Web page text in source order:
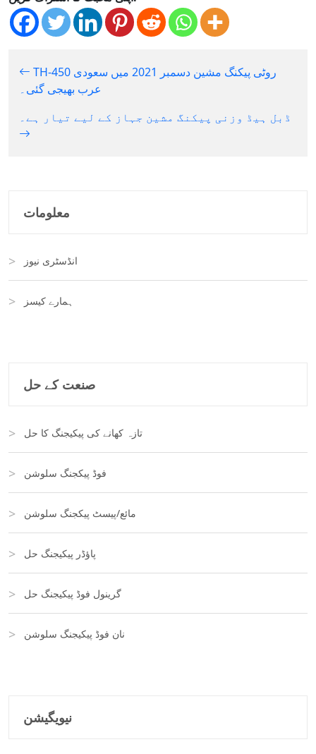
TH-450 روٹی پیکنگ مشین دسمبر 2021 میں سعودی
عرب بھیجی گئی۔
ڈبل ہیڈ وزنی پیکنگ مشین جہاز کے لیے تیار ہے۔
معلومات
انڈسٹری نیوز
ہمارے کیسز
صنعت کے حل
تازہ کھانے کی پیکیجنگ کا حل
فوڈ پیکجنگ سلوشن
مائع/پیسٹ پیکجنگ سلوشن
پاؤڈر پیکیجنگ حل
گرینول فوڈ پیکیجنگ حل
نان فوڈ پیکیجنگ سلوشن
نیویگیشن